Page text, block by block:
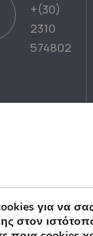
+(30)
2310
574802
για να
στον